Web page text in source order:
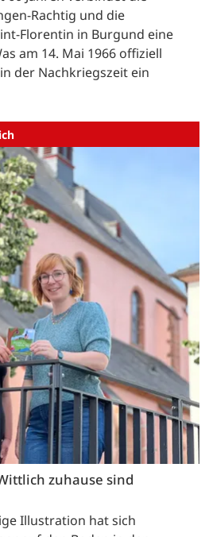
Rachtig und die
Florentin in Burgund eine
am 14. Mai 1966 offiziell
der Nachkriegszeit ein
zuhause sind
Illustration hat sich